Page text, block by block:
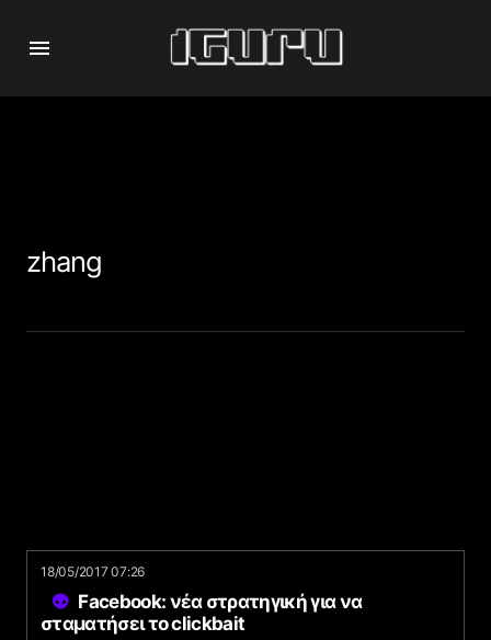
zhang
18/05/2017 07:26
Facebook: νέα στρατηγική για να
σταματήσει το clickbait